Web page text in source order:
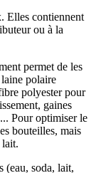
Elles contiennent
ou à la
permet de les
polaire
polyester pour
gaines
Pour optimiser le
bouteilles, mais
lait.
(eau, soda, lait,